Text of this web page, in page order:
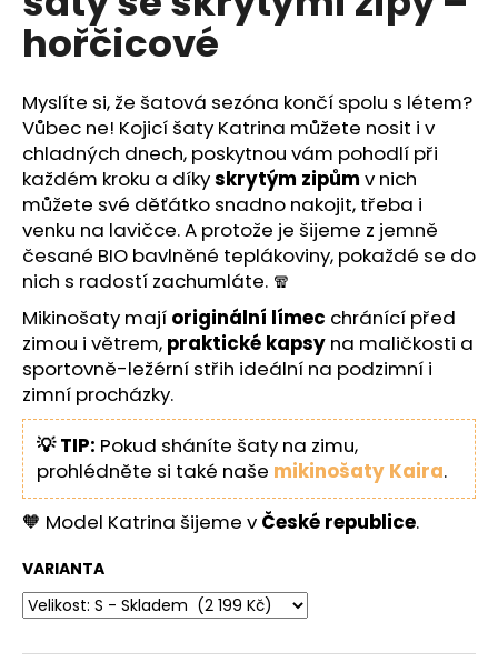
z
5
hvězdiček.
hořčicové
Myslíte si, že šatová sezóna končí spolu s létem?
Vůbec ne! Kojicí šaty Katrina můžete nosit i v
chladných dnech, poskytnou vám pohodlí při
každém kroku a díkyskrytým zipům v nich
můžete své děťátko snadno nakojit, třeba i
venku na lavičce. A protože je šijeme z jemně
česané BIO bavlněné teplákoviny, pokaždé se do
nich s radostí zachumláte. 🧣
Mikinošaty mají originální límec chránící před
zimou i větrem, praktické kapsy na maličkosti a
sportovně-ležérní střih ideální na podzimní i
zimní procházky.
💡 TIP: Pokud sháníte šaty na zimu,
prohlédněte si také naše mikinošaty Kaira.
🧡 Model Katrina šijeme v České republice.
VARIANTA
u
j
m
e